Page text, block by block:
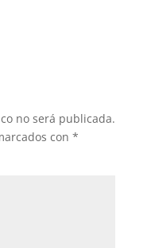
no será publicada.
con *